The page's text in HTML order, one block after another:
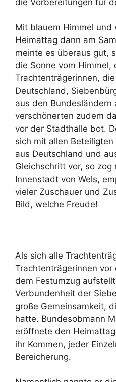
Mit blauem Himmel
Heimattag dann am
meinte es überaus gut,
die Sonne vom Himmel,
Trachtenträgerinnen,
Deutschland,
aus den Bundesländern
verschönerten zudem
vor der Stadthalle bot.
sich mit allen
aus Deutschland und
Gleichschritt vor, so zog
Innenstadt von Wels,
vieler Zuschauer und
Bild, welche Freude!
Als sich alle
Trachtenträgerinnen
dem Festumzug
Verbundenheit der
große Gemeinsamkeit,
hatte. Bundesobmann
eröffnete den
ihr Kommen, jeder
Bereicherung.